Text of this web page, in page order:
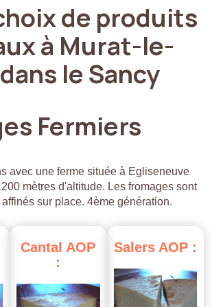
de produits
à Murat-le-
dans leSancy
Fermiers
avec une ferme située à Egliseneuve
mètres d'altitude. Les fromages sont
sur place. 4ème génération.
Cantal AOP
:
Salers AOP :